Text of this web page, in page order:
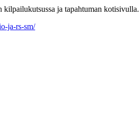
ja tapahtuman kotisivulla.
ja-rs-sm/